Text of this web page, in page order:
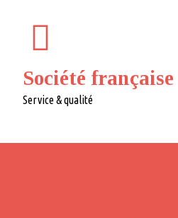
Société française
Service & qualité